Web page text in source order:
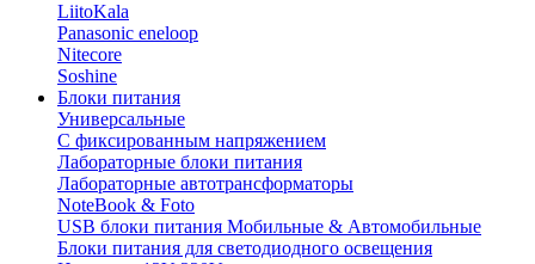
LiitoKala
Panasonic eneloop
Nitecore
Soshine
Блоки питания
Универсальные
C фиксированным напряжением
Лабораторные блоки питания
Лабораторные автотрансформаторы
NoteBook & Foto
USB блоки питания Мобильные & Автомобильные
Блоки питания для светодиодного освещения